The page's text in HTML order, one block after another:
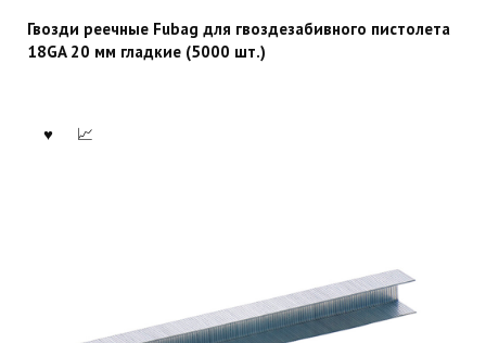
Гвозди реечные Fubag для гвоздезабивного пистолета
18GA 20 мм гладкие (5000 шт.)